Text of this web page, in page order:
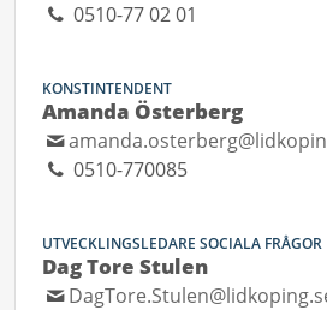
0510-77 02 01
KONSTINTENDENT
Amanda Österberg
0510-770085
UTVECKLINGSLEDARE SOCIALA FRÅGOR
Dag Tore Stulen